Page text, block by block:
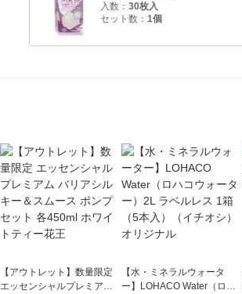
入数： 30枚入
セット数： 1個
【アウトレット】数量限定
エッセンシャルプレミアム
【水・ミネラルウォータ
ー】LOHACO Water（ロハ